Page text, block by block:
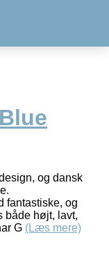
og dansk
fantastiske, og
både højt, lavt,
G (Læs mere)